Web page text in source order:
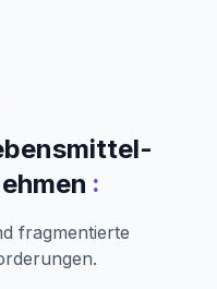
:
fragmentierte